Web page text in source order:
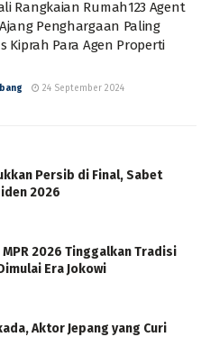
Rangkaian Rumah123 Agent
Penghargaan Paling
Kiprah Para Agen Properti
24 September 2024
Persib di Final, Sabet
2026
MPR 2026 Tinggalkan Tradisi
Era Jokowi
Aktor Jepang yang Curi